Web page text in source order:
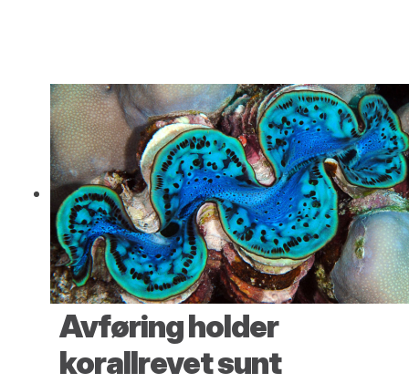
Avføring holder
korallrevet sunt